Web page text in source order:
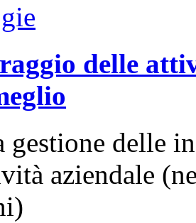
delle
gestione delle
aziendale